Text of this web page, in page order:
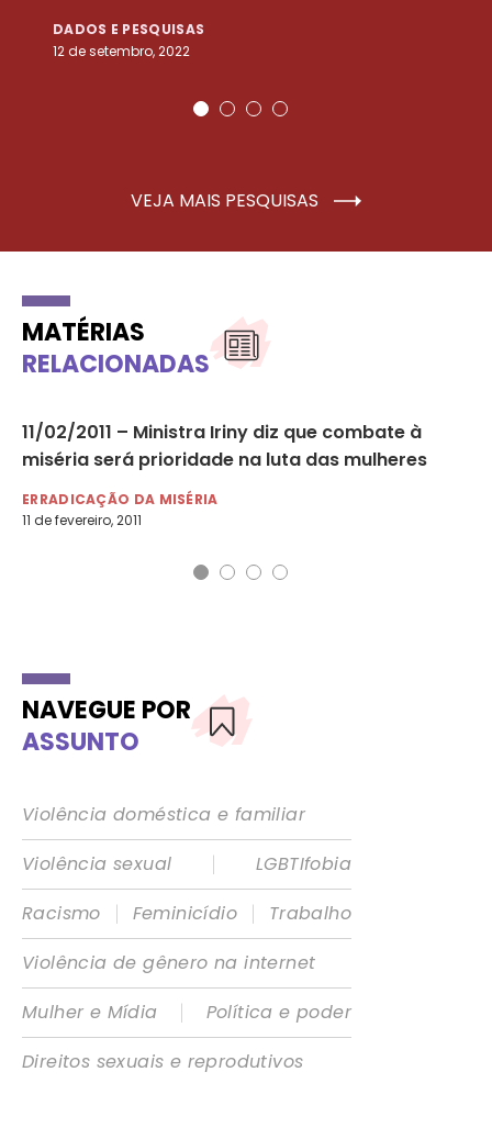
DADOS E PESQUISAS
12 de setembro, 2022
VEJA MAIS PESQUISAS
MATÉRIAS
RELACIONADAS
11/02/2011 – Ministra Iriny diz que combate à
miséria será prioridade na luta das mulheres
ERRADICAÇÃO DA MISÉRIA
11 de fevereiro, 2011
NAVEGUE POR
ASSUNTO
Violência doméstica e familiar
Violência sexual
|
LGBTIfobia
Racismo
| Feminicídio |
Trabalho
Violência de gênero na internet
Mulher e Mídia
|
Política e poder
Direitos sexuais e reprodutivos